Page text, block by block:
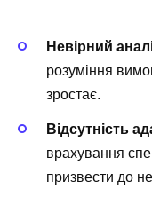
Невірний
розуміння
зростає.
Відсутність
врахування
призвести до